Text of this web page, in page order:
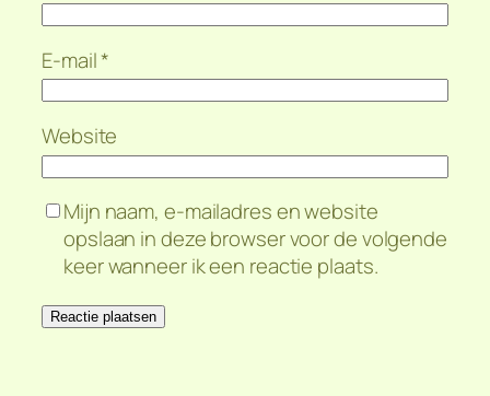
E-mail*
Website
Mijn naam, e-mailadres en website
opslaan in deze browser voor de volgende
keer wanneer ik een reactie plaats.